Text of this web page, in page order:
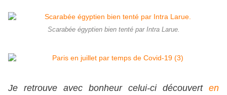
Scarabée égyptien bien tenté par Intra Larue.
Je retrouve avec bonheur celui-ci découvert en